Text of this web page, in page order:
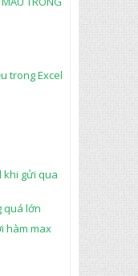
trong Excel
khi gửi qua
quá lớn
hàm max